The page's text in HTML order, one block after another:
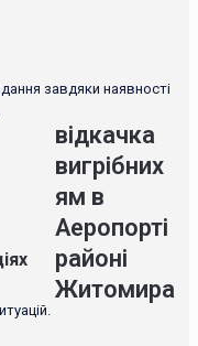
завдяки наявності
відкачка
вигрібних
ям в
Аеропорті
районі
Житомира